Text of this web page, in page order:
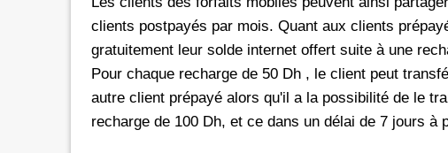
clients postpayés par mois. Quant aux clients
gratuitement leur solde internet offert suite à une
Pour chaque recharge de 50 Dh , le client peut
autre client prépayé alors qu'il a la possibilité de le
recharge de 100 Dh, et ce dans un délai de 7 jours à